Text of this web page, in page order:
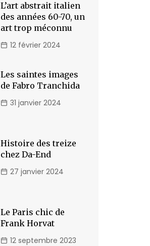
L’art abstrait italien
des années 60-70, un
art trop méconnu
12 février 2024
Les saintes images
de Fabro Tranchida
31 janvier 2024
Histoire des treize
chez Da-End
27 janvier 2024
Le Paris chic de
Frank Horvat
12 septembre 2023